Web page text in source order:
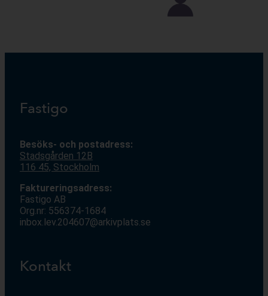
Fastigo
Besöks- och postadress:
Stadsgården 12 B
116 45, Stockholm
Faktureringsadress:
Fastigo AB
Org.nr: 556374-1684
inbox.lev.204607@arkivplats.se
Kontakt